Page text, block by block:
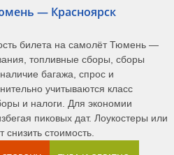
— Красноярск
билета на самолёт Тюмень —
топливные сборы, сборы
багажа, спрос и
учитываются класс
и налоги. Для экономии
пиковых дат. Лоукостеры или
стоимость.